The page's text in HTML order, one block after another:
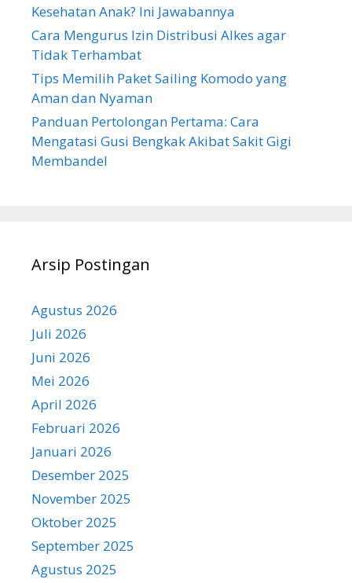
Kesehatan Anak? Ini Jawabannya
Cara Mengurus Izin Distribusi Alkes agar
Tidak Terhambat
Tips Memilih Paket Sailing Komodo yang
Aman dan Nyaman
Panduan Pertolongan Pertama: Cara
Mengatasi Gusi Bengkak Akibat Sakit Gigi
Membandel
Arsip Postingan
Agustus 2026
Juli 2026
Juni 2026
Mei 2026
April 2026
Februari 2026
Januari 2026
Desember 2025
November 2025
Oktober 2025
September 2025
Agustus 2025